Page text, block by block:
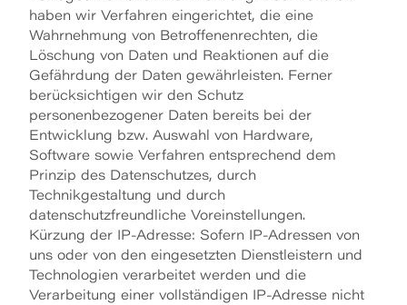
haben wir Verfahren eingerichtet, die eine
Wahrnehmung von Betroffenenrechten, die
Löschung von Daten und Reaktionen auf die
Gefährdung der Daten gewährleisten. Ferner
berücksichtigen wir den Schutz
personenbezogener Daten bereits bei der
Entwicklung bzw. Auswahl von Hardware,
Software sowie Verfahren entsprechend dem
Prinzip des Datenschutzes, durch
Technikgestaltung und durch
datenschutzfreundliche Voreinstellungen.
Kürzung der IP-Adresse: Sofern IP-Adressen von
uns oder von den eingesetzten Dienstleistern und
Technologien verarbeitet werden und die
Verarbeitung einer vollständigen IP-Adresse nicht